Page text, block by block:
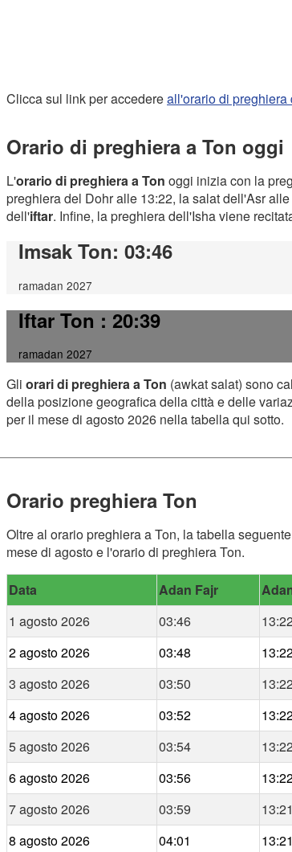
Clicca sul link per accedereall'orario di preghiera
Orario di preghiera a Ton oggi
L'orario di preghiera a Ton oggi inizia con la
preghiera del Dohr alle 13:22, la salat dell'Asr
dell'iftar. Infine, la preghiera dell'Isha viene
Imsak Ton: 03:46
ramadan 2027
Iftar Ton: 20:39
ramadan 2027
Gli orari di preghiera a Ton (awkat salat) sono
della posizione geografica della città e delle
per il mese di agosto 2026 nella tabella qui sotto.
Orario preghiera Ton
Oltre al orario preghiera a Ton, la tabella
mese di agosto e l'orario di preghiera Ton.
Data Adan Fajr
1 agosto 2026
03:46 13:22
2 agosto 2026
03:48
3 agosto 2026
03:50 13:22
4 agosto 2026
03:52
5 agosto 2026
03:54 13:22
6 agosto 2026
03:56
7 agosto 2026
03:59 13:21
8 agosto 2026
04:01 13:21